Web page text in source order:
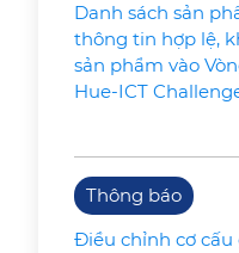
Danh sách sản
thông tin hợp lệ,
sản phẩm vào
Hue-ICT
Thông báo
Điều chỉnh cơ